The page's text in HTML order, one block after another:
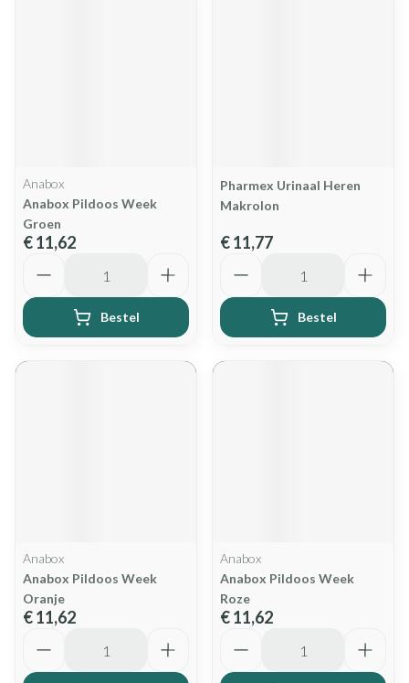
Anabox
Anabox Pildoos Week
Groen
€ 11,62
Bestel
Pharmex Urinaal Heren
Makrolon
€ 11,77
Bestel
Anabox
Anabox Pildoos Week
Oranje
€ 11,62
Anabox
Anabox Pildoos Week
Roze
€ 11,62